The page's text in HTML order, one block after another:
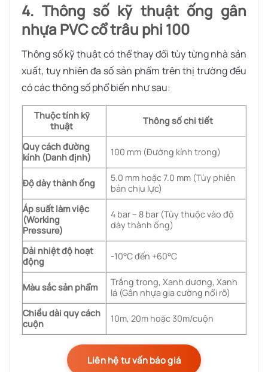
4. Thông số kỹ thuật ống gân
nhựa PVC cổ trâu phi 100
Thông số kỹ thuật có thể thay đổi tùy từng nhà sản
xuất, tuy nhiên đa số sản phẩm trên thị trường đều
có các thông số phổ biến như sau:
Thuộc tính kỹ
thuật
Thông số chi tiết
Quy cách đường
kính (Danh định)
100 mm (Đường kính trong)
Độ dày thành ống
5.0 mm hoặc 7.0 mm (Tùy phiên
bản chịu lực)
Áp suất làm việc
(Working
Pressure)
4 bar – 8 bar (Tùy thuộc vào độ
dày thành ống)
Dải nhiệt độ hoạt
động
-10°C đến +60°C
Màu sắc sản phẩm
Trắng trong, Xanh dương, Xanh
lá (Gân nhựa gia cường nổi rõ)
Chiều dài quy cách
cuộn
10m, 20m hoặc 30m/cuộn
Liên hệ tư vấn báo giá